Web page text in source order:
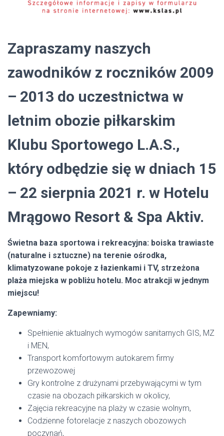
Zapraszamy naszych
zawodników z roczników 2009
– 2013 do uczestnictwa w
letnim obozie piłkarskim
Klubu Sportowego L.A.S.,
który odbędzie się w dniach 15
– 22 sierpnia 2021 r. w Hotelu
Mrągowo Resort & Spa Aktiv.
Świetna baza sportowa i rekreacyjna: boiska trawiaste
(naturalne i sztuczne) na terenie ośrodka,
klimatyzowane pokoje z łazienkami i TV, strzeżona
plaża miejska w pobliżu hotelu. Moc atrakcji w jednym
miejscu!
Zapewniamy:
Spełnienie aktualnych wymogów sanitarnych GIS, MZ
i MEN,
Transport komfortowym autokarem firmy
przewozowej
Gry kontrolne z drużynami przebywającymi w tym
czasie na obozach piłkarskich w okolicy,
Zajęcia rekreacyjne na plaży w czasie wolnym,
Codzienne fotorelacje z naszych obozowych
poczynań,